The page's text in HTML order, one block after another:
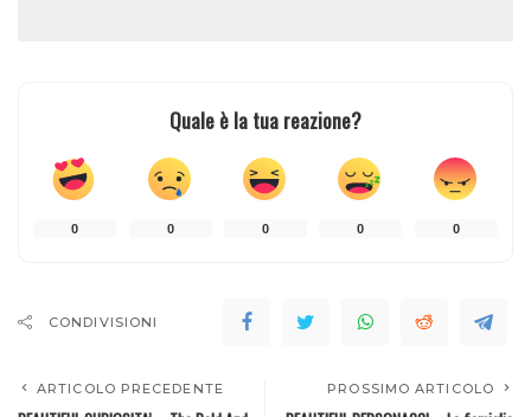
Quale è la tua reazione?
0 0 0 0 0
CONDIVISIONI
ARTICOLO PRECEDENTE PROSSIMO ARTICOLO